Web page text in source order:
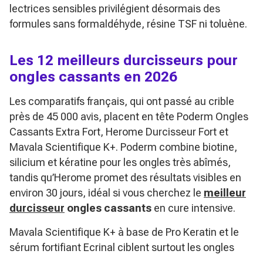
lectrices sensibles privilégient désormais des
formules sans formaldéhyde, résine TSF ni toluène.
Les 12 meilleurs durcisseurs pour
ongles cassants en 2026
Les comparatifs français, qui ont passé au crible
près de 45 000 avis, placent en tête Poderm Ongles
Cassants Extra Fort, Herome Durcisseur Fort et
Mavala Scientifique K+. Poderm combine biotine,
silicium et kératine pour les ongles très abîmés,
tandis qu’Herome promet des résultats visibles en
environ 30 jours, idéal si vous cherchez le meilleur
durcisseur ongles cassants en cure intensive.
Mavala Scientifique K+ à base de Pro Keratin et le
sérum fortifiant Ecrinal ciblent surtout les ongles